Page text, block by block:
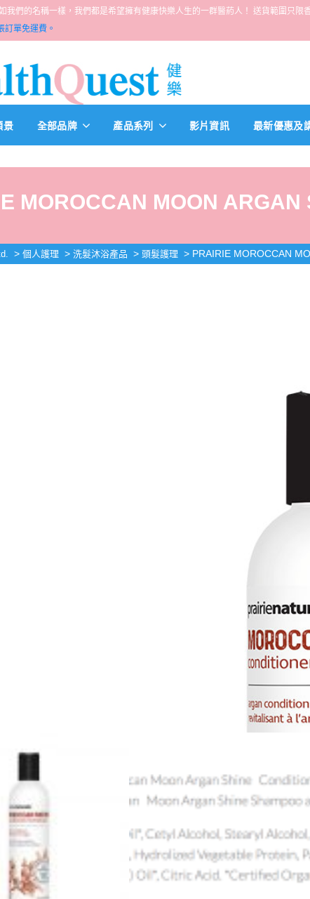
如我們的名稱一樣，我們都是希望擁有健康快樂人生的一群醫葯人！ 送貨範圍只
訂單免運費。
景 全部品牌 產品系列 影片資訊 最新優惠及
MOROCCAN MOON
> 個人護理 > 洗髮沐浴產品 > 頭髮護理 > PRAIRIE MOROCCAN